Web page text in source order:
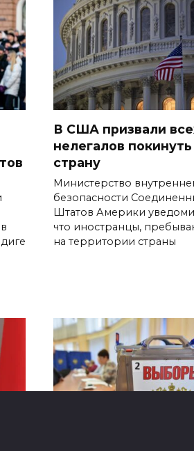
В США призвали
нелегалов покинуть
страну
Министерство
безопасности
Штатов Америки
что иностранцы,
на территории страны